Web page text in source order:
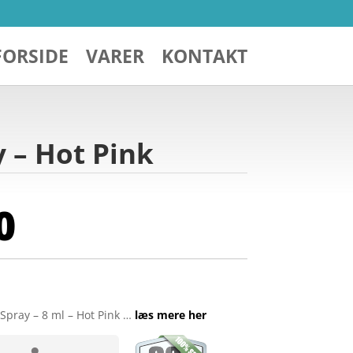
VARER KONTAKT
– Hot Pink
– 8 ml – Hot Pink … læs mere her